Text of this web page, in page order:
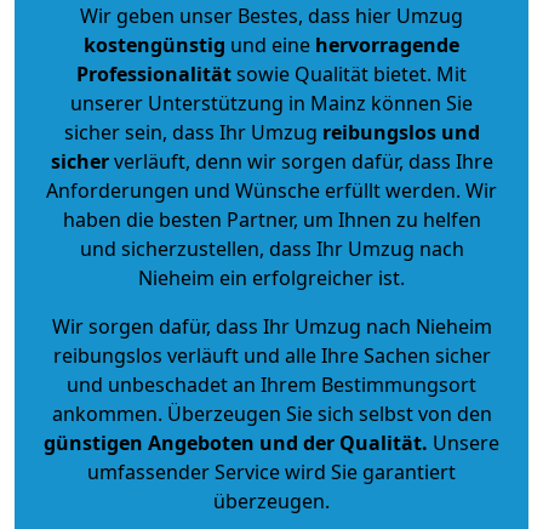
Wir geben unser Bestes, dass hier Umzug
kostengünstig und eine hervorragende
Professionalitätsowie Qualität bietet. Mit
unserer Unterstützung in Mainz können Sie
sicher sein, dass Ihr Umzug reibungslos und
sicherverläuft, denn wir sorgen dafür, dass Ihre
Anforderungen und Wünsche erfüllt werden. Wir
haben die besten Partner, um Ihnen zu helfen
und sicherzustellen, dass Ihr Umzug nach
Nieheim ein erfolgreicher ist.
Wir sorgen dafür, dass Ihr Umzug nach Nieheim
reibungslos verläuft und alle Ihre Sachen sicher
und unbeschadet an Ihrem Bestimmungsort
ankommen. Überzeugen Sie sich selbst von den
günstigen Angeboten und der Qualität. Unsere
umfassender Service wird Sie garantiert
überzeugen.